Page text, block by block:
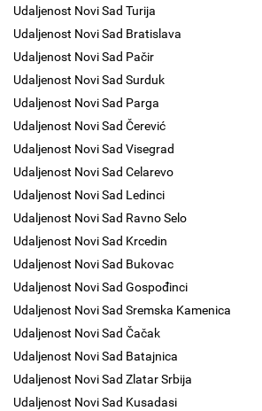
Udaljenost Novi Sad Turija
Udaljenost Novi Sad Bratislava
Udaljenost Novi Sad Pačir
Udaljenost Novi Sad Surduk
Udaljenost Novi Sad Parga
Udaljenost Novi Sad Čerević
Udaljenost Novi Sad Visegrad
Udaljenost Novi Sad Celarevo
Udaljenost Novi Sad Ledinci
Udaljenost Novi Sad Ravno Selo
Udaljenost Novi Sad Krcedin
Udaljenost Novi Sad Bukovac
Udaljenost Novi Sad Gospođinci
Udaljenost Novi Sad Sremska Kamenica
Udaljenost Novi Sad Čačak
Udaljenost Novi Sad Batajnica
Udaljenost Novi Sad Zlatar Srbija
Udaljenost Novi Sad Kusadasi